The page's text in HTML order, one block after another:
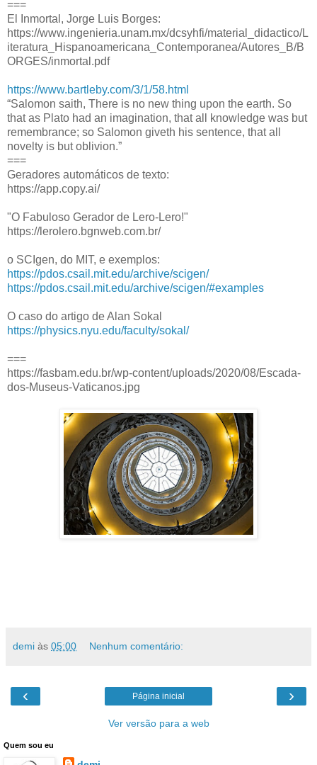
===
El Inmortal, Jorge Luis Borges:
https://www.ingenieria.unam.mx/dcsyhfi/material_didactico/L
iteratura_Hispanoamericana_Contemporanea/Autores_B/B
ORGES/inmortal.pdf
https://www.bartleby.com/3/1/58.html
“Salomon saith, There is no new thing upon the earth. So
that as Plato had an imagination, that all knowledge was but
remembrance; so Salomon giveth his sentence, that all
novelty is but oblivion.”
===
Geradores automáticos de texto:
https://app.copy.ai/
"O Fabuloso Gerador de Lero-Lero!"
https://lerolero.bgnweb.com.br/
o SCIgen, do MIT, e exemplos:
https://pdos.csail.mit.edu/archive/scigen/
https://pdos.csail.mit.edu/archive/scigen/#examples
O caso do artigo de Alan Sokal
https://physics.nyu.edu/faculty/sokal/
===
https://fasbam.edu.br/wp-content/uploads/2020/08/Escada-
dos-Museus-Vaticanos.jpg
demi às 05:00 Nenhum comentário:
‹ ›
Página inicial
Ver versão para a web
Quem sou eu